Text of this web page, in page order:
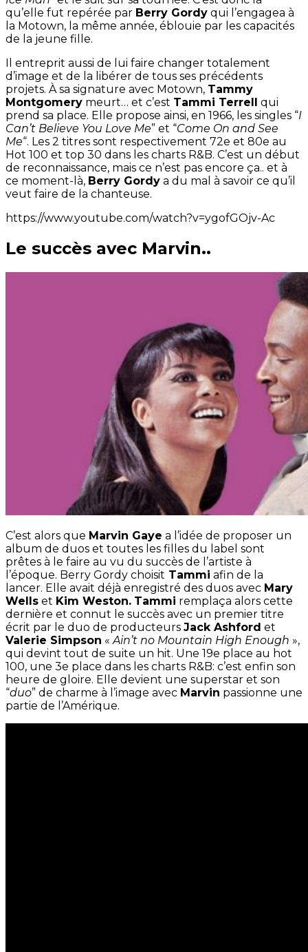
qu’elle fut repérée par Berry Gordy qui l’engagea à
la Motown, la même année, éblouie par les capacités
de la jeune fille.
Il entreprit aussi de lui faire changer totalement
d’image et de la libérer de tous ses précédents
projets. À sa signature avec Motown, Tammy
Montgomery meurt… et c’est Tammi Terrell qui
prend sa place. Elle propose ainsi, en 1966, les singles “I
Can’t Believe You Love Me” et “Come On and See
Me“. Les 2 titres sont respectivement 72e et 80e au
Hot 100 et top 30 dans les charts R&B. C’est un début
de reconnaissance, mais ce n’est pas encore ça.. et à
ce moment-là, Berry Gordy a du mal à savoir ce qu’il
veut faire de la chanteuse.
https://www.youtube.com/watch?v=ygofGOjv-Ac
Le succès avec Marvin..
C’est alors que Marvin Gaye a l’idée de proposer un
album de duos et toutes les filles du label sont
prêtes à le faire au vu du succès de l’artiste à
l’époque. Berry Gordy choisit Tammi afin de la
lancer. Elle avait déjà enregistré des duos avec Mary
Wells et Kim Weston. Tammi remplaça alors cette
dernière et connut le succès avec un premier titre
écrit par le duo de producteurs Jack Ashford et
Valerie Simpson «Ain’t no Mountain High Enough »,
qui devint tout de suite un hit. Une 19e place au hot
100, une 3e place dans les charts R&B: c’est enfin son
heure de gloire. Elle devient une superstar et son
“duo” de charme à l’image avec Marvin passionne une
partie de l’Amérique.